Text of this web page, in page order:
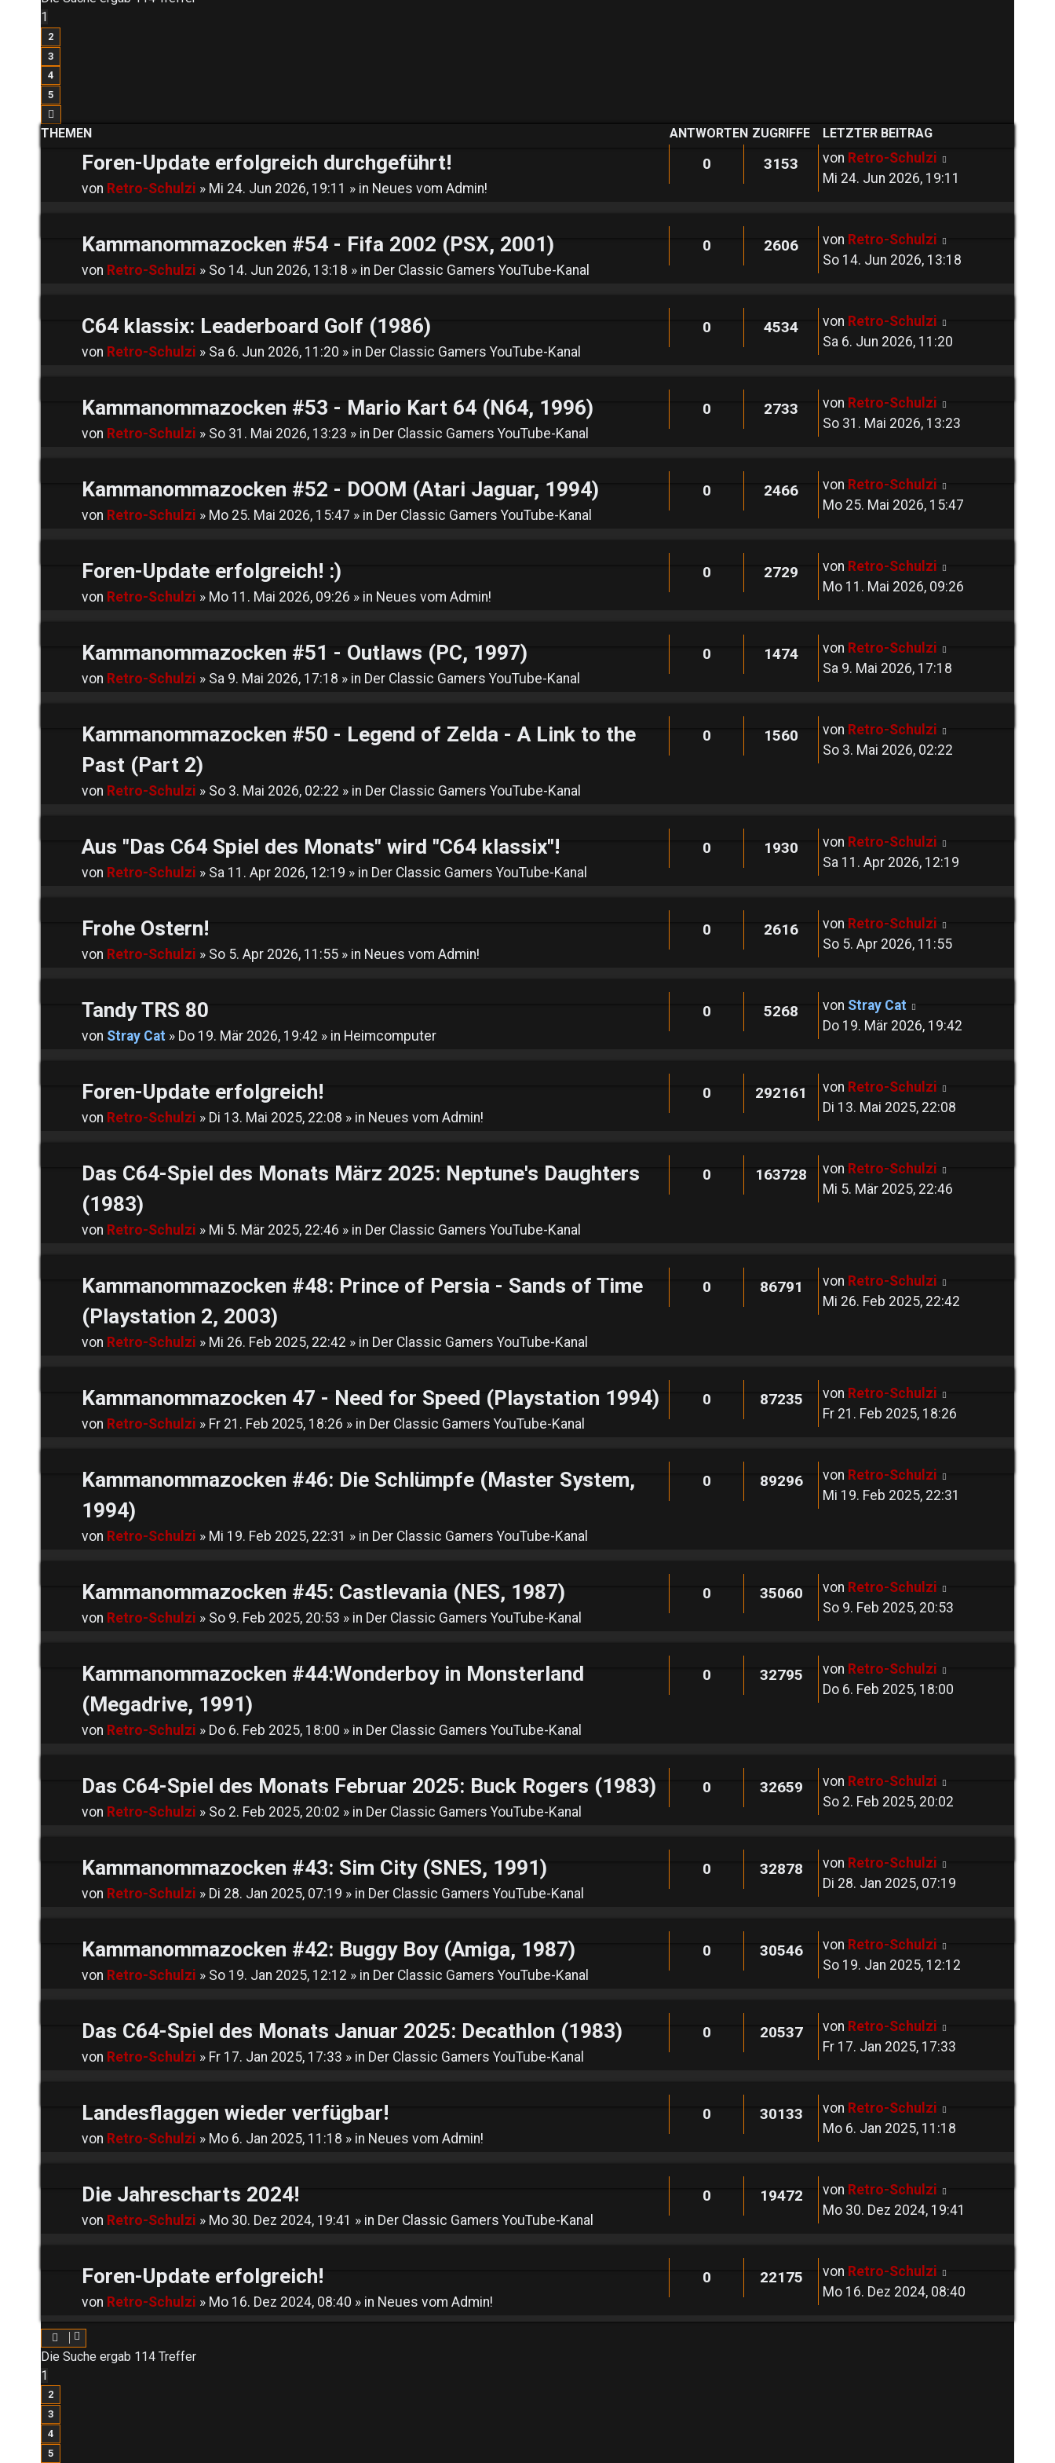
1
2
3
4
5
THEMEN ANTWORTEN ZUGRIFFE LETZTER BEITRAG
Foren-Update erfolgreich durchgeführt!
von Retro-Schulzi » Mi 24. Jun 2026, 19:11 » in Neues vom Admin!
0 3153 von Retro-Schulzi
Mi 24. Jun 2026, 19:11
Kammanommazocken #54 - Fifa 2002 (PSX, 2001)
von Retro-Schulzi » So 14. Jun 2026, 13:18 » in Der Classic Gamers YouTube-Kanal
0 2606 von Retro-Schulzi
So 14. Jun 2026, 13:18
C64 klassix: Leaderboard Golf (1986)
von Retro-Schulzi » Sa 6. Jun 2026, 11:20 » in Der Classic Gamers YouTube-Kanal
0 4534 von Retro-Schulzi
Sa 6. Jun 2026, 11:20
Kammanommazocken #53 - Mario Kart 64 (N64, 1996)
von Retro-Schulzi » So 31. Mai 2026, 13:23 » in Der Classic Gamers YouTube-Kanal
0 2733 von Retro-Schulzi
So 31. Mai 2026, 13:23
Kammanommazocken #52 - DOOM (Atari Jaguar, 1994)
von Retro-Schulzi » Mo 25. Mai 2026, 15:47 » in Der Classic Gamers YouTube-Kanal
0 2466 von Retro-Schulzi
Mo 25. Mai 2026, 15:47
Foren-Update erfolgreich! :)
von Retro-Schulzi » Mo 11. Mai 2026, 09:26 » in Neues vom Admin!
0 2729 von Retro-Schulzi
Mo 11. Mai 2026, 09:26
Kammanommazocken #51 - Outlaws (PC, 1997)
von Retro-Schulzi » Sa 9. Mai 2026, 17:18 » in Der Classic Gamers YouTube-Kanal
0 1474 von Retro-Schulzi
Sa 9. Mai 2026, 17:18
Kammanommazocken #50 - Legend of Zelda - A Link to the
Past (Part 2)
von Retro-Schulzi » So 3. Mai 2026, 02:22 » in Der Classic Gamers YouTube-Kanal
0 1560 von Retro-Schulzi
So 3. Mai 2026, 02:22
Aus "Das C64 Spiel des Monats" wird "C64 klassix"!
von Retro-Schulzi » Sa 11. Apr 2026, 12:19 » in Der Classic Gamers YouTube-Kanal
0 1930 von Retro-Schulzi
Sa 11. Apr 2026, 12:19
Frohe Ostern!
von Retro-Schulzi » So 5. Apr 2026, 11:55 » in Neues vom Admin!
0 2616 von Retro-Schulzi
So 5. Apr 2026, 11:55
Tandy TRS 80
von Stray Cat » Do 19. Mär 2026, 19:42 » in Heimcomputer
0 5268 von Stray Cat
Do 19. Mär 2026, 19:42
Foren-Update erfolgreich!
von Retro-Schulzi » Di 13. Mai 2025, 22:08 » in Neues vom Admin!
0 292161 von Retro-Schulzi
Di 13. Mai 2025, 22:08
Das C64-Spiel des Monats März 2025: Neptune's Daughters
(1983)
von Retro-Schulzi » Mi 5. Mär 2025, 22:46 » in Der Classic Gamers YouTube-Kanal
0 163728 von Retro-Schulzi
Mi 5. Mär 2025, 22:46
Kammanommazocken #48: Prince of Persia - Sands of Time
(Playstation 2, 2003)
von Retro-Schulzi » Mi 26. Feb 2025, 22:42 » in Der Classic Gamers YouTube-Kanal
0 86791 von Retro-Schulzi
Mi 26. Feb 2025, 22:42
Kammanommazocken 47 - Need for Speed (Playstation 1994)
von Retro-Schulzi » Fr 21. Feb 2025, 18:26 » in Der Classic Gamers YouTube-Kanal
0 87235 von Retro-Schulzi
Fr 21. Feb 2025, 18:26
Kammanommazocken #46: Die Schlümpfe (Master System,
1994)
von Retro-Schulzi » Mi 19. Feb 2025, 22:31 » in Der Classic Gamers YouTube-Kanal
0 89296 von Retro-Schulzi
Mi 19. Feb 2025, 22:31
Kammanommazocken #45: Castlevania (NES, 1987)
von Retro-Schulzi » So 9. Feb 2025, 20:53 » in Der Classic Gamers YouTube-Kanal
0 35060 von Retro-Schulzi
So 9. Feb 2025, 20:53
Kammanommazocken #44:Wonderboy in Monsterland
(Megadrive, 1991)
von Retro-Schulzi » Do 6. Feb 2025, 18:00 » in Der Classic Gamers YouTube-Kanal
0 32795 von Retro-Schulzi
Do 6. Feb 2025, 18:00
Das C64-Spiel des Monats Februar 2025: Buck Rogers (1983)
von Retro-Schulzi » So 2. Feb 2025, 20:02 » in Der Classic Gamers YouTube-Kanal
0 32659 von Retro-Schulzi
So 2. Feb 2025, 20:02
Kammanommazocken #43: Sim City (SNES, 1991)
von Retro-Schulzi » Di 28. Jan 2025, 07:19 » in Der Classic Gamers YouTube-Kanal
0 32878 von Retro-Schulzi
Di 28. Jan 2025, 07:19
Kammanommazocken #42: Buggy Boy (Amiga, 1987)
von Retro-Schulzi » So 19. Jan 2025, 12:12 » in Der Classic Gamers YouTube-Kanal
0 30546 von Retro-Schulzi
So 19. Jan 2025, 12:12
Das C64-Spiel des Monats Januar 2025: Decathlon (1983)
von Retro-Schulzi » Fr 17. Jan 2025, 17:33 » in Der Classic Gamers YouTube-Kanal
0 20537 von Retro-Schulzi
Fr 17. Jan 2025, 17:33
Landesflaggen wieder verfügbar!
von Retro-Schulzi » Mo 6. Jan 2025, 11:18 » in Neues vom Admin!
0 30133 von Retro-Schulzi
Mo 6. Jan 2025, 11:18
Die Jahrescharts 2024!
von Retro-Schulzi » Mo 30. Dez 2024, 19:41 » in Der Classic Gamers YouTube-Kanal
0 19472 von Retro-Schulzi
Mo 30. Dez 2024, 19:41
Foren-Update erfolgreich!
von Retro-Schulzi » Mo 16. Dez 2024, 08:40 » in Neues vom Admin!
0 22175 von Retro-Schulzi
Mo 16. Dez 2024, 08:40
Die Suche ergab 114 Treffer
1
2
3
4
5